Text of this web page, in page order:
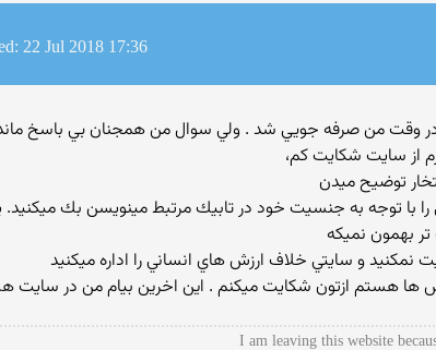
22 Jul 2018 17:36
وقت من صرفه جويي شد . ولي سوال من همجنان بي باسخ
از سايت شكايت كم،
با توجه به جنسيت خود در تابيك مرتبط مينويسن بك ميكنيد.
تر بهمون نميكه
و سايتي خلاف ارزش هاي انساني را اداره ميكنيد
ها هستم ازتون شكايت ميكنم . اين اخرين بيام من در
I am leaving this website